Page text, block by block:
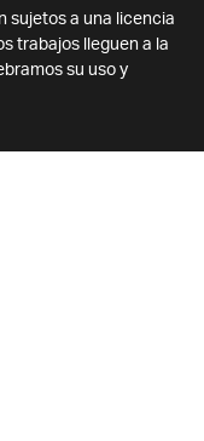
sujetos a una licencia
trabajos lleguen a la
su uso y